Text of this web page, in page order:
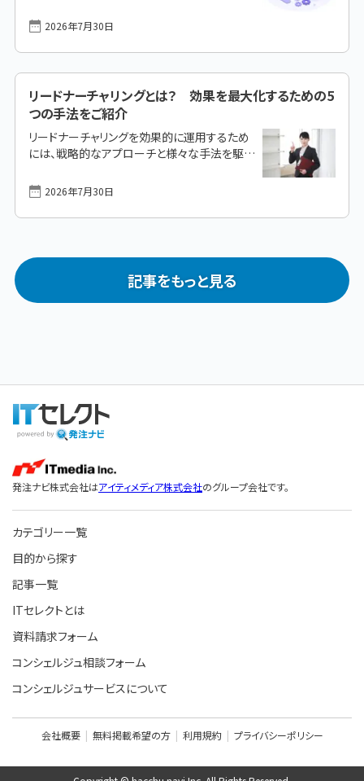
し、次の一歩を踏み出すための具体的なヒント
が得られ [&hellip;]
で、AI活用に役立つ最新の公的支援策を網羅的
ます。 なお、本記事はまず、2025年度制度の公
募終了が迫るなかでの「駆け込み版」として情
報を整理しました。一部に2026年にまたがって
公募スケジュールが設定されている制度もあ
ります。2026年1月から2月の最終締め切りを
[&hellip;]
2026年7月30日
リードナーチャリングとは？ 効果を最大化するための5
つの手法をご紹介
リードナーチャリングを効果的に運用するため
には、戦略的なアプローチと様々な手法を駆使
ングの効果を最大化するための5つの具体的な
手法を紹介します。 リードナーチャリングとは？
リードナーチャリングの流れリードナーチャリン
めるための戦略的なマーケティングプロセスで
す。 似た言葉として「リードジェネレーション」が
2026年7月30日
記事をもっと見る
発注ナビ株式会社はアイティメディア株式会社のグループ会社です。
カテゴリー一覧
目的から探す
記事一覧
ITセレクトとは
資料請求フォーム
コンシェルジュ相談フォーム
コンシェルジュサービスについて
会社概要 無料掲載希望の方 利用規約 プライバシーポリシー